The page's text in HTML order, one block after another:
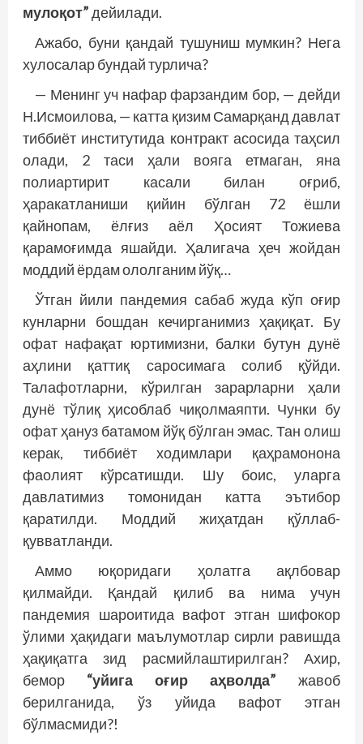
мулоқот”дейилади.
Ажабо, буни қандай тушуниш мумкин? Нега
хулосалар бундай турлича?
— Менинг уч нафар фарзандим бор, — дейди
Н.Исмоилова, — катта қизим Самарқанд давлат
тиббиёт институтида контракт асосида таҳсил
олади, 2 таси ҳали вояга етмаган, яна
полиартирит касали билан оғриб,
ҳаракатланиши қийин бўлган 72 ёшли
қайнопам, ёлғиз аёл Ҳосият Тожиева
қарамоғимда яшайди. Ҳалигача ҳеч жойдан
моддий ёрдам ололганим йўқ…
Ўтган йили пандемия сабаб жуда кўп оғир
кунларни бошдан кечирганимиз ҳақиқат. Бу
офат нафақат юртимизни, балки бутун дунё
аҳлини қаттиқ саросимага солиб қўйди.
Талафотларни, кўрилган зарарларни ҳали
дунё тўлиқ ҳисоблаб чиқолмаяпти. Чунки бу
офат ҳануз батамом йўқ бўлган эмас. Тан олиш
керак, тиббиёт ходимлари қаҳрамонона
фаолият кўрсатишди. Шу боис, уларга
давлатимиз томонидан катта эътибор
қаратилди. Моддий жиҳатдан қўллаб-
қувватланди.
Аммо юқоридаги ҳолатга ақлбовар
қилмайди. Қандай қилиб ва нима учун
пандемия шароитида вафот этган шифокор
ўлими ҳақидаги маълумотлар сирли равишда
ҳақиқатга зид расмийлаштирилган? Ахир,
бемор “уйига оғир аҳволда” жавоб
берилганида, ўз уйида вафот этган
бўлмасмиди?!